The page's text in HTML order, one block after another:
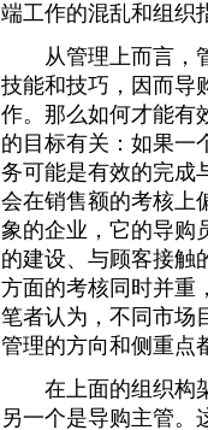
端工作的混乱和组织
从管理上而言，管
技能和技巧，因而导
作。那么如何才能有
的目标有关：如果一
务可能是有效的完成
会在销售额的考核上
象的企业，它的导购
的建设、与顾客接触
方面的考核同时并重
笔者认为，不同市场
管理的方向和侧重点
在上面的组织构架
另一个是导购主管。